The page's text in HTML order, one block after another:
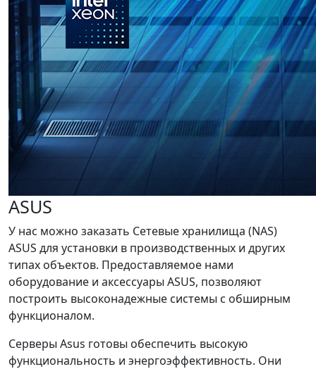
ASUS
У нас можно заказать Сетевые хранилища (NAS)
ASUS для установки в производственных и других
типах объектов. Предоставляемое нами
оборудование и аксессуары ASUS, позволяют
построить высоконадежные системы с обширным
функционалом.
Серверы Asus готовы обеспечить высокую
функциональность и энергоэффективность. Они